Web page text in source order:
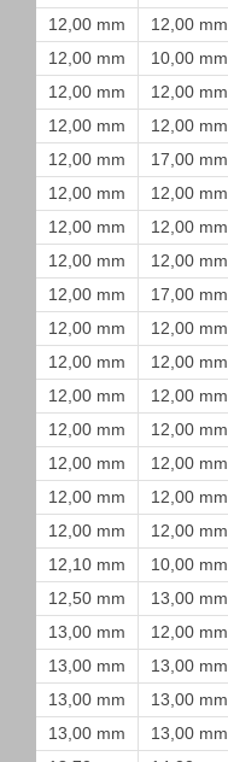
12,00 mm
12,00 mm
12,00 mm
10,00 mm
12,00 mm
12,00 mm
12,00 mm
12,00 mm
12,00 mm
17,00 mm
12,00 mm
12,00 mm
12,00 mm
12,00 mm
12,00 mm
12,00 mm
12,00 mm
17,00 mm
12,00 mm
12,00 mm
12,00 mm
12,00 mm
12,00 mm
12,00 mm
12,00 mm
12,00 mm
12,00 mm
12,00 mm
12,00 mm
12,00 mm
12,00 mm
12,00 mm
12,10 mm
10,00 mm
12,50 mm
13,00 mm
13,00 mm
12,00 mm
13,00 mm
13,00 mm
13,00 mm
13,00 mm
13,00 mm
13,00 mm